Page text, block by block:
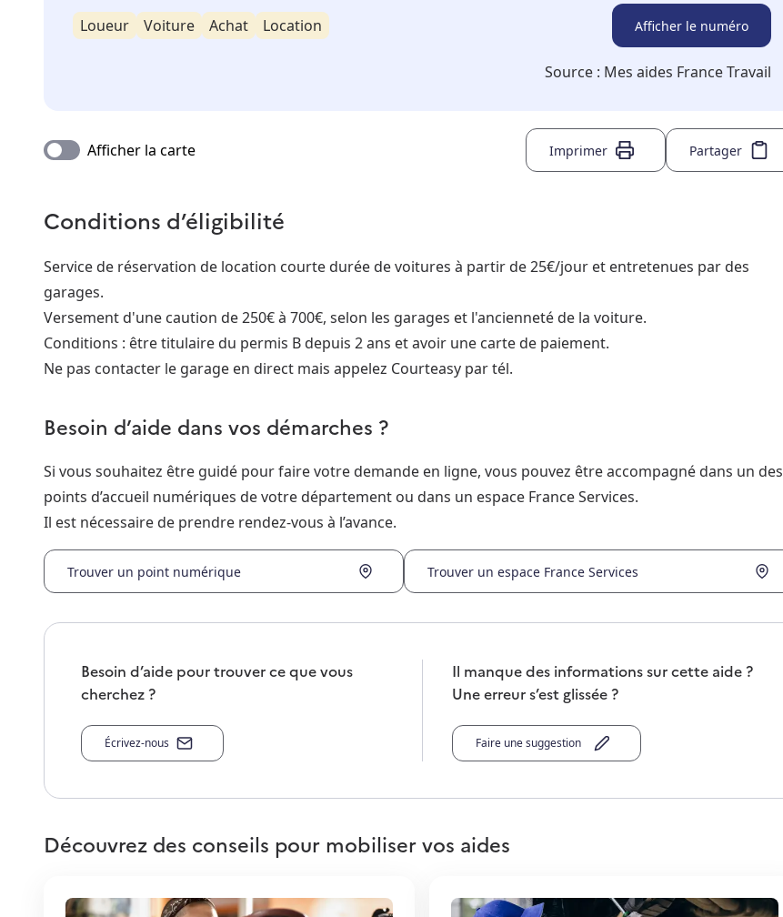
Loueur Voiture Achat Location Afficher le numéro
Source : Mes aides France Travail
Afficher la carte Imprimer Partager
Conditions d’éligibilité
Service de réservation de location courte durée de voitures à partir de 25€/jour et entretenues par des
garages.
Versement d'une caution de 250€ à 700€, selon les garages et l'ancienneté de la voiture.
Conditions : être titulaire du permis B depuis 2 ans et avoir une carte de paiement.
Ne pas contacter le garage en direct mais appelez Courteasy par tél.
Besoin d’aide dans vos démarches ?
Si vous souhaitez être guidé pour faire votre demande en ligne, vous pouvez être accompagné dans un des
points d’accueil numériques de votre département ou dans un espace France Services.
Il est nécessaire de prendre rendez-vous à l’avance.
Trouver un point numérique Trouver un espace France Services
Besoin d’aide pour trouver ce que vous
cherchez ?
Écrivez-nous
Il manque des informations sur cette aide ?
Une erreur s’est glissée ?
Faire une suggestion
Découvrez des conseils pour mobiliser vos aides